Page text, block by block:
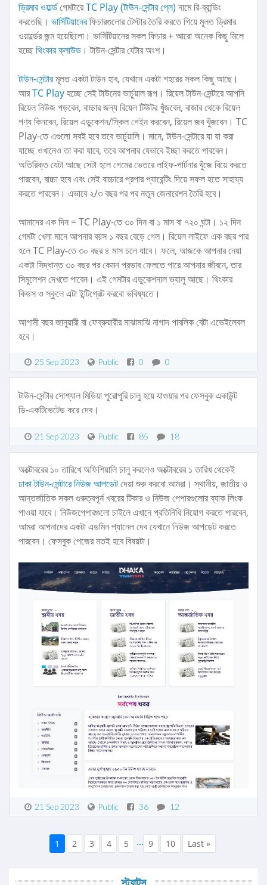
ড্রিমার ওয়ার্ল্ডগেমটারেTC Play (টাউন-সেন্টার প্লে) নামে রি-ব্রান্ডিং
করতেছি। ভার্সিটিয়ানেরফিচারগুলোর টেস্টার তৈরি করতে গিয়ে মূলত ড্রিমার
ওয়ার্ল্ডের জন্ম হয়েছিলো। ভার্সিটিয়ানের সকল ফিচার + আরো অনেক কিছু মিলে
হচ্ছেথিংকার ক্লাউড । টাউন-সেন্টার যেটার অংশ।
টাউন-সেন্টারমূলত একটা টাউন হাব, যেখানে একটা শহরের সকল কিছু আছে।
আরTC Playহচ্ছে সেই টাউনের ভার্চুয়াল রূপ। রিয়েল টাউন-সেন্টারে আপনি
রিয়েল নিউজ পড়বেন, বাচ্চার জন্য রিয়েল টিউটর খুঁজবেন, বাজার থেকে রিয়েল
পণ্য কিনবেন, রিয়েল এডুকেশন/স্কিল গেইন করবেন, রিয়েল জব খুঁজবেন। TC
Play-তে এগুলো সবই হবে তবে ভার্চুয়ালি। মানে, টাউন-সেন্টারে যা যা করা
যাচ্ছে ওখানেও তা করা যাবে, তবে আপনার যেভাবে ইচ্ছা করতে পারবেন।
অতিরিক্ত যেটা আছে সেটা হলে গেমের ভেতরে লাইফ-পার্টনার খুঁজে বিয়ে করতে
পারবেন, বাচ্চা হবে এবং সেই বাচ্চারে প্রপার প্যারেন্টিং দিয়ে সফল হতে সাহায্য
করতে পারবেন। এভাবে ২/৩ বছর পর পর নতুন জেনারেশন তৈরি হবে।
আমাদের এক দিন = TC Play-তে ৩০ দিন বা ১ মাস বা ৭২০ ঘন্টা। ১২ দিন
গেমটা খেলা মানে আপনার বয়স ১ বছর বেড়ে গেল। রিয়েল লাইফে এক বছর পার
হলে TC Play-তে ৩০ বছর ৪ মাস চলে যাবে। ফলে, আজকে আপনার নেয়া
একটা সিদ্ধান্ত ৩০ বছর পর কেমন প্রভাব ফেলতে পারে আপনার জীবনে, তার
সিমুলেশন দেখতে পাবেন। এই গেমটার এডুকেশনাল ভ্যালু আছে। থিংকার
কিডস ও স্কুলে এটা ইন্টিগ্রেট করবো ভবিষ্যতে।
আগামী বছর জানুয়ারী বা ফেব্রুয়ারীর মাঝামাঝি নাগাদ পাবলিক বেটা এভেইলেবল
হবে।
25 Sep 2023 Public 0 0
টাউন-সেন্টার সোশ্যাল মিডিয়া পুরোপুরি চালু হয়ে যাওয়ার পর ফেসবুক একাউন্ট
ডি-একটিভেটেড করে দেব।
21 Sep 2023 Public 85 18
অক্টোবরের ১০ তারিখে অফিশিয়ালি চালু করলেও অক্টোবরের ১ তারিখ থেকেই
ঢাকা টাউন-সেন্টারে নিউজ আপডেটদেয়া শুরু করবো আমরা। স্থানীয়, জাতীয় ও
আন্তর্জাতিক সকল গুরুত্বপূর্ন খবরের টিকার ও নিউজ পেপারগুলোর ব্যাক লিংক
পাওয়া যাবে। নিউজপেপারগুলো চাইলে এখানে প্রতিনিধি নিয়োগ করতে পারবেন,
আমরা আপনাদের একটা এডমিন প্যানেল দেব যেখানে নিউজ আপডেট করতে
পারবেন। ফেসবুক পেজের মতই হবে বিষয়টা।
21 Sep 2023 Public 36 12
1 2 3 4 5 ... 9 10 Last »
স্ট্যাটস